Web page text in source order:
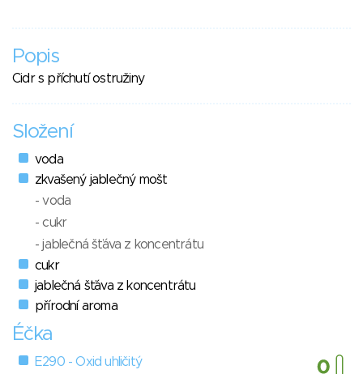
Popis
Cidr s příchutí ostružiny
Složení
voda
zkvašený jablečný mošt
- voda
- cukr
- jablečná šťáva z koncentrátu
cukr
jablečná šťáva z koncentrátu
přírodní aroma
Éčka
E290 - Oxid uhličitý